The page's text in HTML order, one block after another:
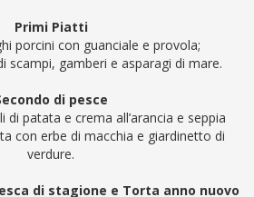
Primi Piatti
porcini con guanciale e provola;
scampi, gamberi e asparagi di mare.
di pesce
di patata e crema all’arancia e seppia
con erbe di macchia e giardinetto di
verdure.
di stagione e Torta anno nuovo